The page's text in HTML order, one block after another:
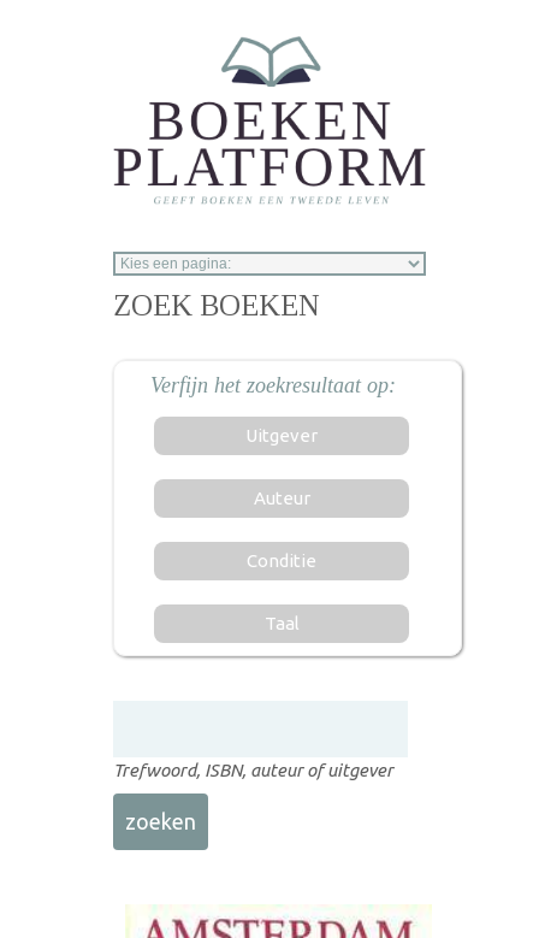
ZOEK BOEKEN
Uitgever
Auteur
Conditie
Taal
Trefwoord, ISBN, auteur of uitgever